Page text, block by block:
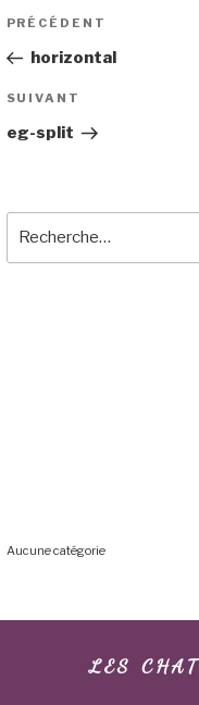
Navigation
de
Article
PRÉCÉDENT
horizontal
Article
SUIVANT
eg-split
pour
:
Aucune catégorie
LES